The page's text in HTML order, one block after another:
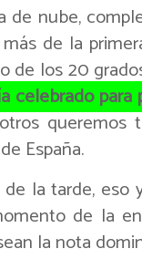
de nube,
de la
de los 20
celebrado para
España.
la tarde, eso
de la
la nota